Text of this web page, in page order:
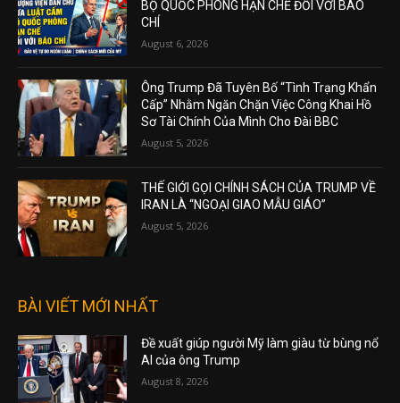
BỘ QUỐC PHÒNG HẠN CHẾ ĐỐI VỚI BÁO
CHÍ
August 6, 2026
Ông Trump Đã Tuyên Bố “Tình Trạng Khẩn
Cấp” Nhằm Ngăn Chặn Việc Công Khai Hồ
Sơ Tài Chính Của Mình Cho Đài BBC
August 5, 2026
THẾ GIỚI GỌI CHÍNH SÁCH CỦA TRUMP VỀ
IRAN LÀ “NGOẠI GIAO MẪU GIÁO”
August 5, 2026
BÀI VIẾT MỚI NHẤT
Đề xuất giúp người Mỹ làm giàu từ bùng nổ
AI của ông Trump
August 8, 2026